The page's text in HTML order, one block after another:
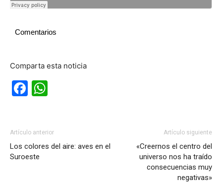
Comentarios
Comparta esta noticia
Facebook
Artículo anterior
Los colores del aire: aves en el
Suroeste
Artículo siguiente
«Creernos el centro del
universo nos ha traído
consecuencias muy
negativas»